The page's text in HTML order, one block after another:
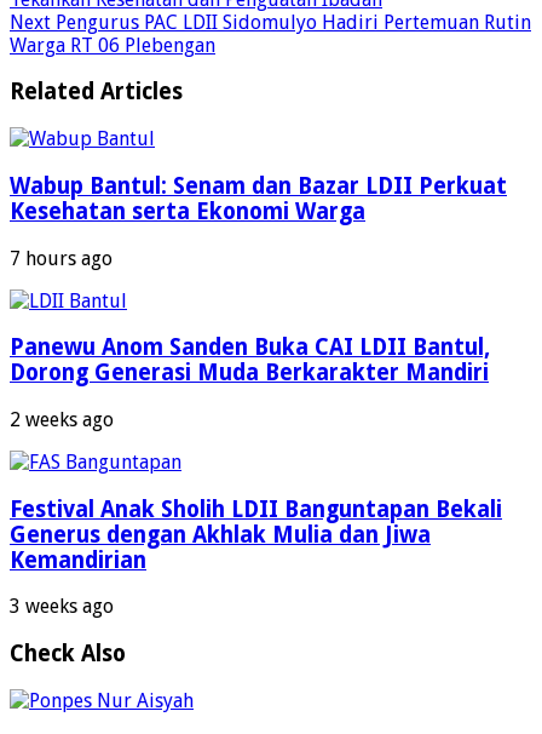
Next Pengurus PAC LDII Sidomulyo Hadiri Pertemuan Rutin
Warga RT 06 Plebengan
Related Articles
Wabup Bantul: Senam dan Bazar LDII Perkuat
Kesehatan serta Ekonomi Warga
7 hours ago
Panewu Anom Sanden Buka CAI LDII Bantul,
Dorong Generasi Muda Berkarakter Mandiri
2 weeks ago
Festival Anak Sholih LDII Banguntapan Bekali
Generus dengan Akhlak Mulia dan Jiwa
Kemandirian
3 weeks ago
Check Also